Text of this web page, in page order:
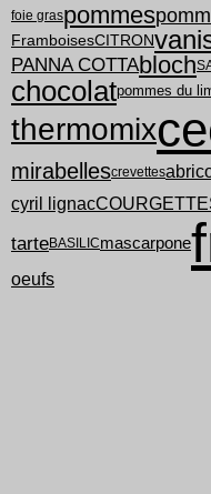
foie graspommes
FramboisesCITRON
PANNA COTTAbloch
chocolatpommes du
thermomix
mirabellescrevettes
cyril lignac
tarteBASILICmascarpone
oeufs